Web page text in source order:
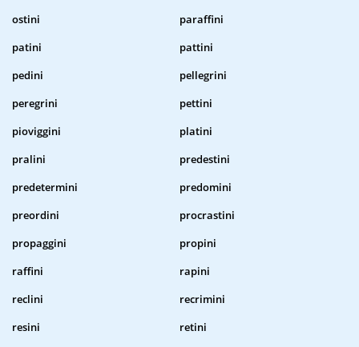
ostini
paraffini
patini
pattini
pedini
pellegrini
peregrini
pettini
pioviggini
platini
pralini
predestini
predetermini
predomini
preordini
procrastini
propaggini
propini
raffini
rapini
reclini
recrimini
resini
retini